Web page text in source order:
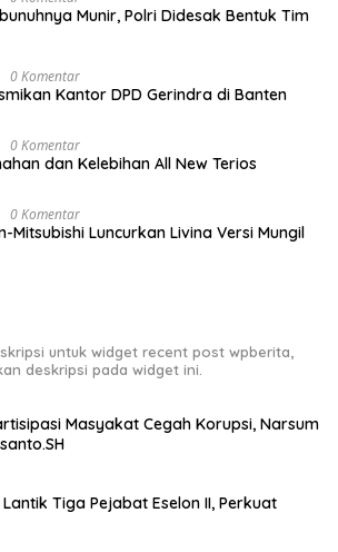
Munir, Polri Didesak Bentuk Tim
0 Komentar
Kantor DPD Gerindra di Banten
0 Komentar
dan Kelebihan All New Terios
0 Komentar
Mitsubishi Luncurkan Livina Versi Mungil
untuk widget recent post wpberita,
deskripsi pada widget ini.
Masyakat Cegah Korupsi, Narsum